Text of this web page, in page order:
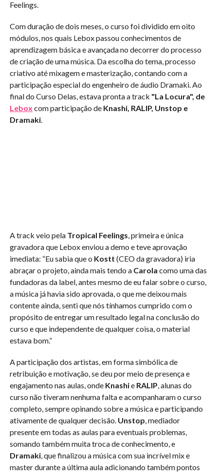
Feelings.
Com duração de dois meses, o curso foi dividido em oito
módulos, nos quais Lebox passou conhecimentos de
aprendizagem básica e avançada no decorrer do processo
de criação de uma música. Da escolha do tema, processo
criativo até mixagem e masterização, contando com a
participação especial do engenheiro de áudio Dramaki. Ao
final do Curso Delas, estava pronta a track "La Locura", de
Lebox com participação de Knashi, RALIP, Unstop e
Dramaki.
A track veio pela Tropical Feelings, primeira e única
gravadora que Lebox enviou a demo e teve aprovação
imediata: “Eu sabia que o Kostt (CEO da gravadora) iria
abraçar o projeto, ainda mais tendo a Carola como uma das
fundadoras da label, antes mesmo de eu falar sobre o curso,
a música já havia sido aprovada, o que me deixou mais
contente ainda, senti que nós tínhamos cumprido com o
propósito de entregar um resultado legal na conclusão do
curso e que independente de qualquer coisa, o material
estava bom.”
A participação dos artistas, em forma simbólica de
retribuição e motivação, se deu por meio de presença e
engajamento nas aulas, onde Knashie RALIP, alunas do
curso não tiveram nenhuma falta e acompanharam o curso
completo, sempre opinando sobre a música e participando
ativamente de qualquer decisão. Unstop, mediador
presente em todas as aulas para eventuais problemas,
somando também muita troca de conhecimento, e
Dramaki, que finalizou a música com sua incrível mix e
master durante a última aula adicionando também pontos